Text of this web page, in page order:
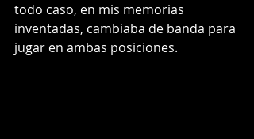
todo caso, en mis memorias
inventadas, cambiaba de banda para
jugar en ambas posiciones.